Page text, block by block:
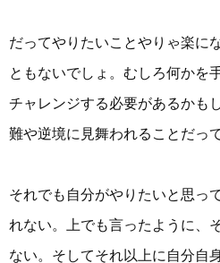
だってやりたいことやりゃ楽に
ともないでしょ。むしろ何かを
チャレンジする必要があるかも
難や逆境に見舞われることだっ
それでも自分がやりたいと思っ
れない。上でも言ったように、
ない。そしてそれ以上に自分自